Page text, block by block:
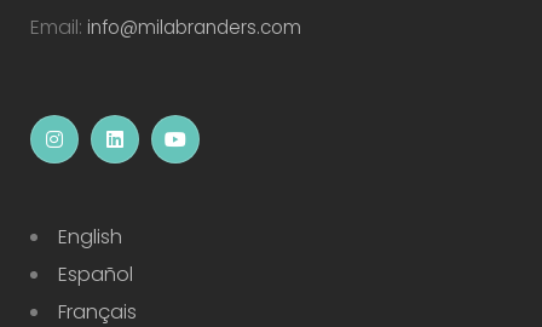
Email: info@milabranders.com
English
Español
Français